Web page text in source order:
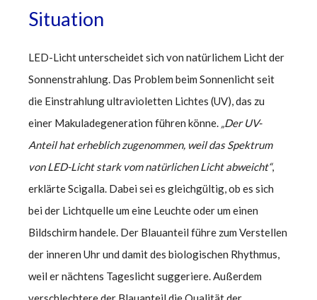
Situation
LED-Licht unterscheidet sich von natürlichem Licht der
Sonnenstrahlung. Das Problem beim Sonnenlicht seit
die Einstrahlung ultravioletten Lichtes (UV), das zu
einer Makuladegeneration führen könne. „Der UV-
Anteil hat erheblich zugenommen, weil das Spektrum
von LED-Licht stark vom natürlichen Licht abweicht“,
erklärte Scigalla. Dabei sei es gleichgültig, ob es sich
bei der Lichtquelle um eine Leuchte oder um einen
Bildschirm handele. Der Blauanteil führe zum Verstellen
der inneren Uhr und damit des biologischen Rhythmus,
weil er nächtens Tageslicht suggeriere. Außerdem